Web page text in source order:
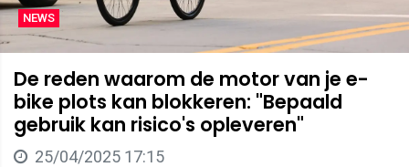
NEWS
De reden waarom de motor van je e-
bike plots kan blokkeren: "Bepaald
gebruik kan risico's opleveren"
25/04/2025 17:15